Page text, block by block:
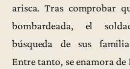
arisca. Tras comprobar
bombardeada, el
búsqueda de sus
Entre tanto, se enamora